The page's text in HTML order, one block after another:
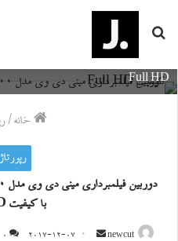
برای
Full HD
خانه /
با کیفیت Full HD
newcut
ارسال
2017-12-07
0